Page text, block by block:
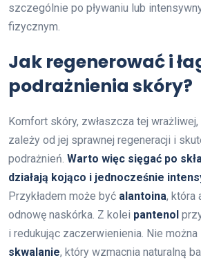
szczególnie po pływaniu lub
fizycznym.
Jak regenerować i
podrażnienia skóry?
Komfort skóry, zwłaszcza tej
zależy od jej sprawnej regeneracji i
podrażnień. Warto więc sięgać po
działają kojąco i jednocześnie
Przykładem może być alantoina, która
odnowę naskórka. Z kolei pantenol
i redukując zaczerwienienia. Nie
skwalanie, który wzmacnia naturalną